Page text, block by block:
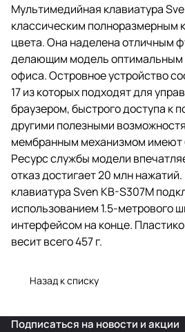
Мультимедийная клавиатура
классическим полноразмерным
цвета. Она наделена отличным
делающим модель оптимальным
офиса. Островное устройство
17 из которых подходят для
браузером, быстрого доступа к
другими полезными
мембранным механизмом имеют
Ресурс службы модели
отказ достигает 20 млн
клавиатура Sven KB-S307M
использованием 1.5-метрового
интерфейсом на конце.
весит всего 457 г.
Назад к списку
Подписаться на новости и акции